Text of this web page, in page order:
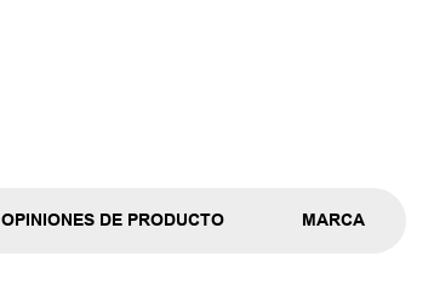
OPINIONES DE PRODUCTO MARCA